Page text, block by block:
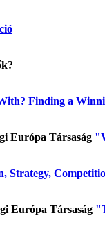
Finding a
Európa Társaság
Strategy,
Európa Társaság